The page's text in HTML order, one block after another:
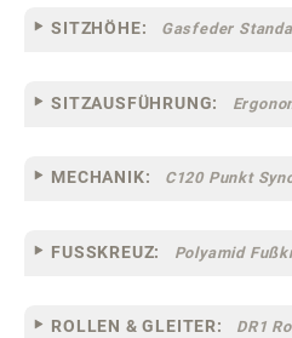
SITZHÖHE: Gasfeder
SITZAUSFÜHRUNG:
MECHANIK: C120 Punkt
FUSSKREUZ:
ROLLEN & GLEITER: